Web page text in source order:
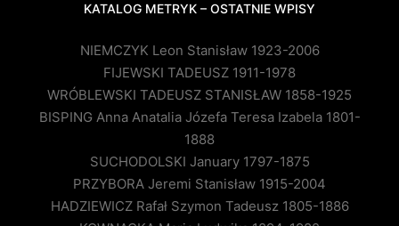
KATALOG METRYK – OSTATNIE WPISY
NIEMCZYK Leon Stanisław 1923-2006
FIJEWSKI TADEUSZ 1911-1978
WRÓBLEWSKI TADEUSZ STANISŁAW 1858-1925
BISPING Anna Anatalia Józefa Teresa Izabela 1801-
1888
SUCHODOLSKI January 1797-1875
PRZYBORA Jeremi Stanisław 1915-2004
HADZIEWICZ Rafał Szymon Tadeusz 1805-1886